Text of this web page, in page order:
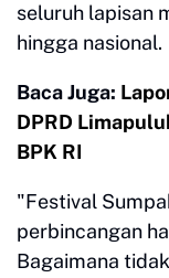
seluruh lapisan
hingga nasional.
Baca Juga:
DPRD
BPK RI
"Festival
perbincangan
Bagaimana